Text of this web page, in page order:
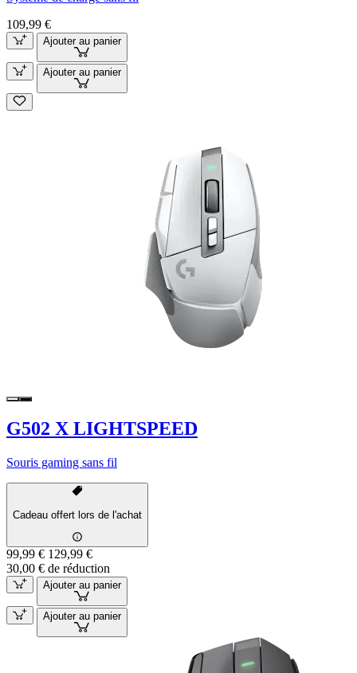
109,99 €
Ajouter au panier
Ajouter au panier
G502 X LIGHTSPEED
Souris gaming sans fil
Cadeau offert lors de l'achat
99,99 € 129,99 €
30,00 € de réduction
Ajouter au panier
Ajouter au panier